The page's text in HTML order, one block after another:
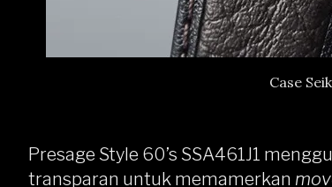
Case
Presage Style 60’s SSA461J1
transparan untuk memamerkan